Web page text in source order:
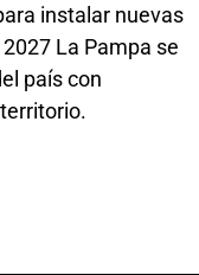
instalar nuevas
La Pampa se
país con